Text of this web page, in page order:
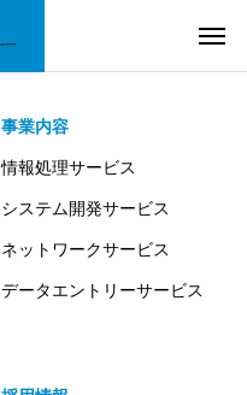
事業内容
情報処理サービス
システム開発サービス
ネットワークサービス
データエントリーサービス